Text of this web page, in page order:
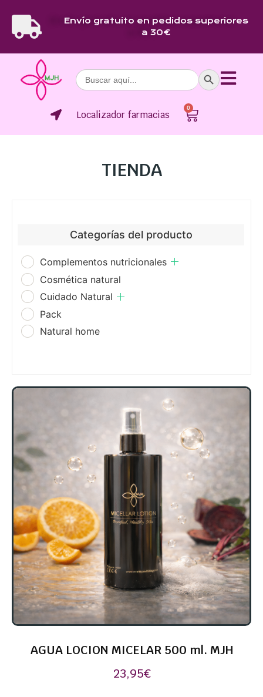
Envío gratuito en pedidos superiores
a 30€
Buscar: Botón de
Localizador farmacias
0
TIENDA
Categorías del producto
Complementos nutricionales
Cosmética natural
Cuidado Natural
Pack
Natural home
AGUA LOCION MICELAR 500 ml. MJH
23,95€